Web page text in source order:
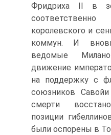
Фридриха II в
королевского и
ком­мун. И
ведомые
движение
на поддержку с
союзников
смерти
позиции
были оспорены в